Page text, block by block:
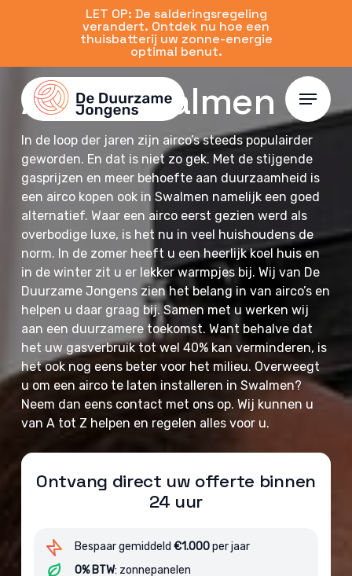
content
LET OP: De salderingsregeling
verandert. Ontdek nu hoe een
thuisbatterij uw zonne-energie
optimal benut.
Menu
Airco Swalmen
In de loop der jaren zijn airco’s steeds populairder
geworden. En dat is niet zo gek. Met de stijgende
gasprijzen en meer behoefte aan duurzaamheid is
een airco kopen ook in Swalmen namelijk een goed
alternatief. Waar een airco eerst gezien werd als
overbodige luxe, is het nu in veel huishoudens de
norm. In de zomer heeft u een heerlijk koel huis en
in de winter zit u er lekker warmpjes bij. Wij van De
Duurzame Jongens zien het belang in van airco’s en
helpen u daar graag bij. Samen met u werken wij
aan een duurzamere toekomst. Want behalve dat
het uw gasverbruik tot wel 40% kan verminderen, is
het ook nog eens beter voor het milieu. Overweegt
u om een airco te laten installeren in Swalmen?
Neem dan eens contact met ons op. Wij kunnen u
van A tot Z helpen en regelen alles voor u.
Ontvang direct uw offerte binnen
24 uur
Bespaar gemiddeld€1.000per jaar
0% BTW: zonnepanelen